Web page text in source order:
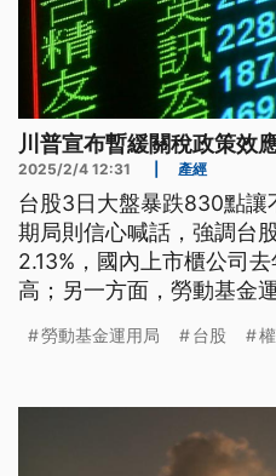
川普宣布暫緩關稅政策效
2025/2/4 12:31 產經
台股3日大盤暴跌830點讓
期局則信心喊話，強調台
2.13%，國內上市櫃公司
高；另一方面，勞動基金
更宣布暫緩關稅政策30日
勞動基金運用局 台股